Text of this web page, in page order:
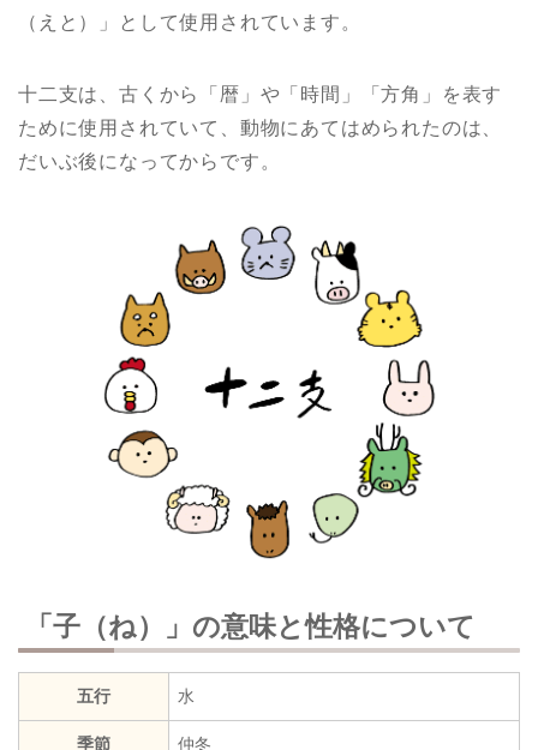
（えと）」として使用されています。
十二支は、古くから「暦」や「時間」「方角」を表す
ために使用されていて、動物にあてはめられたのは、
だいぶ後になってからです。
「子（ね）」の意味と性格について
五行 水
季節 仲冬